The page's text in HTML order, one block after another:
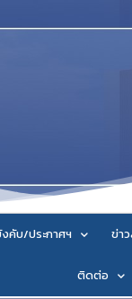
บ/ประกาศฯ ข่า
ติดต่อ